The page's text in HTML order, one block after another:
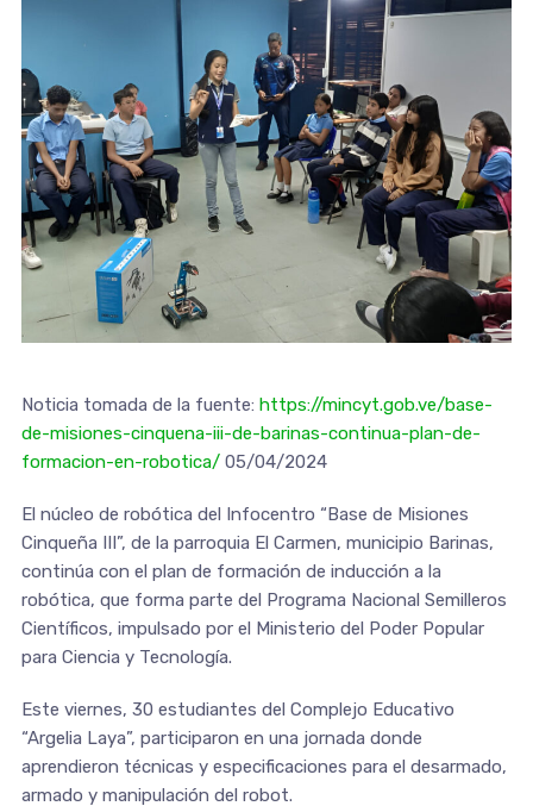
Noticia tomada de la fuente: https://mincyt.gob.ve/base-
de-misiones-cinquena-iii-de-barinas-continua-plan-de-
formacion-en-robotica/05/04/2024
El núcleo de robótica del Infocentro “Base de Misiones
Cinqueña III”, de la parroquia El Carmen, municipio Barinas,
continúa con el plan de formación de inducción a la
robótica, que forma parte del Programa Nacional Semilleros
Científicos, impulsado por el Ministerio del Poder Popular
para Ciencia y Tecnología.
Este viernes, 30 estudiantes del Complejo Educativo
“Argelia Laya”, participaron en una jornada donde
aprendieron técnicas y especificaciones para el desarmado,
armado y manipulación del robot.